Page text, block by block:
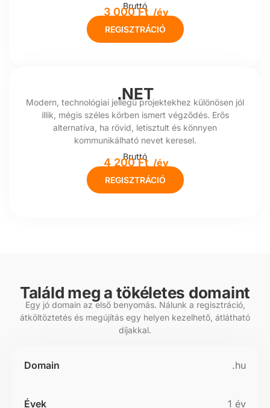
Bruttó
3 000 Ft /év
REGISZTRÁCIÓ
.NET
Modern, technológiai jellegű projektekhez különösen jól
illik, mégis széles körben ismert végződés. Erős
alternatíva, ha rövid, letisztult és könnyen
kommunikálható nevet keresel.
Bruttó
4 200 Ft /év
REGISZTRÁCIÓ
Találd meg a tökéletes domaint
Egy jó domain az első benyomás. Nálunk a regisztráció,
átköltöztetés és megújítás egy helyen kezelhető, átlátható
díjakkal.
Domain .hu
1 év